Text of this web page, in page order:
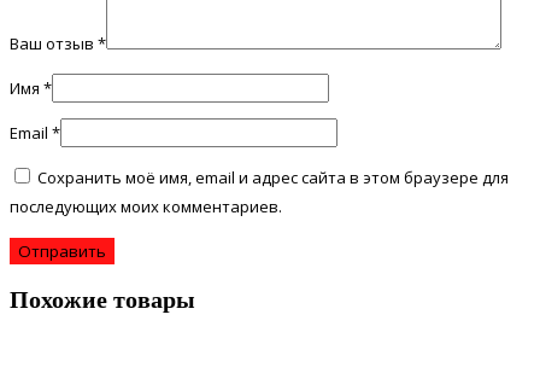
Ваш отзыв *
Имя *
Email *
Сохранить моё имя, email и адрес сайта в этом браузере для
последующих моих комментариев.
Похожие товары